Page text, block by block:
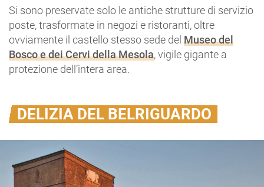
Si sono preservate solo le antiche strutture di servizio
poste, trasformate in negozi e ristoranti, oltre
ovviamente il castello stesso sede del Museo del
Bosco e dei Cervi della Mesola, vigile gigante a
protezione dell’intera area.
DELIZIA DEL BELRIGUARDO